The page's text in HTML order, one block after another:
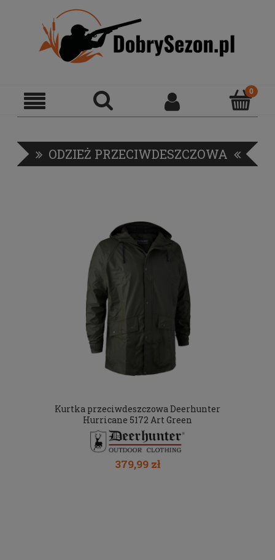
ODZIEŻ PRZECIWDESZCZOWA
Kurtka przeciwdeszczowa Deerhunter
Hurricane 5172 Art Green
379,99 zł